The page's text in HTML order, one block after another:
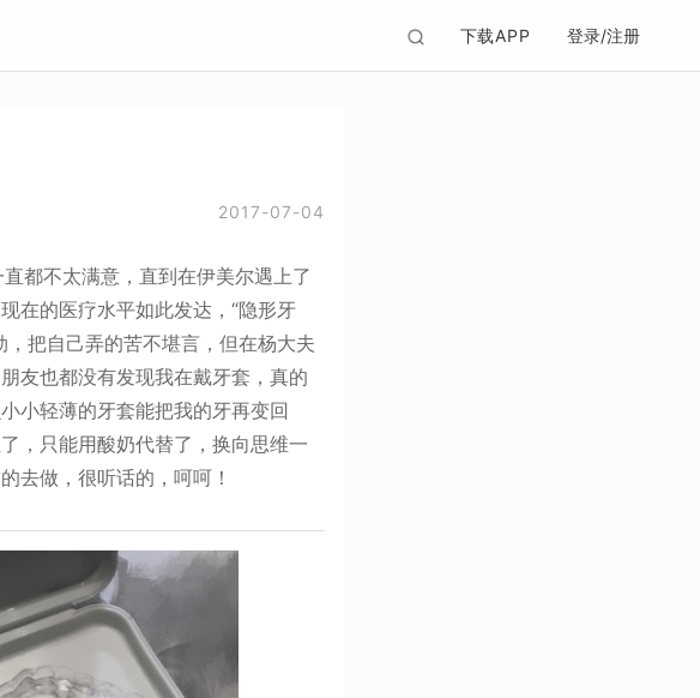
下载APP 登录/注册
2017-07-04
都不太满意，直到在伊美尔遇上了
在的医疗水平如此发达，“隐形牙
把自己弄的苦不堪言，但在杨大夫
友也都没有发现我在戴牙套，真的
小轻薄的牙套能把我的牙再变回
，只能用酸奶代替了，换向思维一
去做，很听话的，呵呵！